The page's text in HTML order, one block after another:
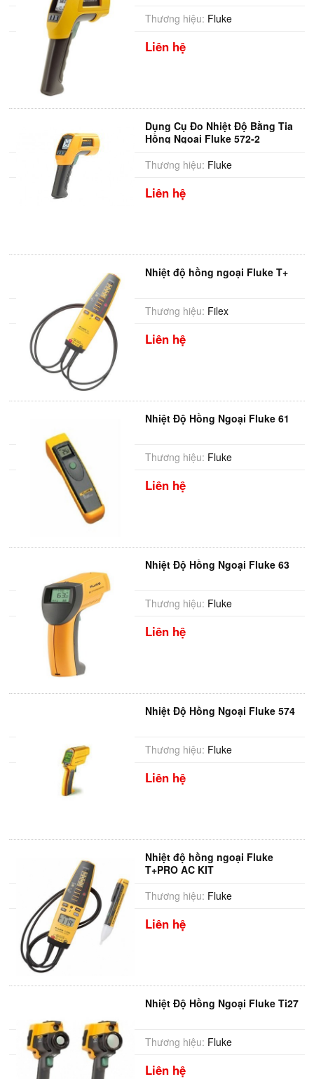
Thương hiệu: Fluke
Liên hệ
Dụng Cụ Đo Nhiệt Độ Bằng Tia
Hồng Ngoại Fluke 572-2
Thương hiệu: Fluke
Liên hệ
Nhiệt độ hồng ngoại Fluke T+
Thương hiệu: Filex
Liên hệ
Nhiệt Độ Hồng Ngoại Fluke 61
Thương hiệu: Fluke
Liên hệ
Nhiệt Độ Hồng Ngoại Fluke 63
Thương hiệu: Fluke
Liên hệ
Nhiệt Độ Hồng Ngoại Fluke 574
Thương hiệu: Fluke
Liên hệ
Nhiệt độ hồng ngoại Fluke
T+PRO AC KIT
Thương hiệu: Fluke
Liên hệ
Nhiệt Độ Hồng Ngoại Fluke Ti27
Thương hiệu: Fluke
Liên hệ